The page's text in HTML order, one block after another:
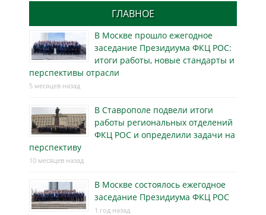
ГЛАВНОЕ
В Москве прошло ежегодное
заседание Президиума ФКЦ РОС:
итоги работы, новые стандарты и
перспективы отрасли
5 месяцев назад
В Ставрополе подвели итоги
работы региональных отделений
ФКЦ РОС и определили задачи на
перспективу
10 месяцев назад
В Москве состоялось ежегодное
заседание Президиума ФКЦ РОС
1 год назад